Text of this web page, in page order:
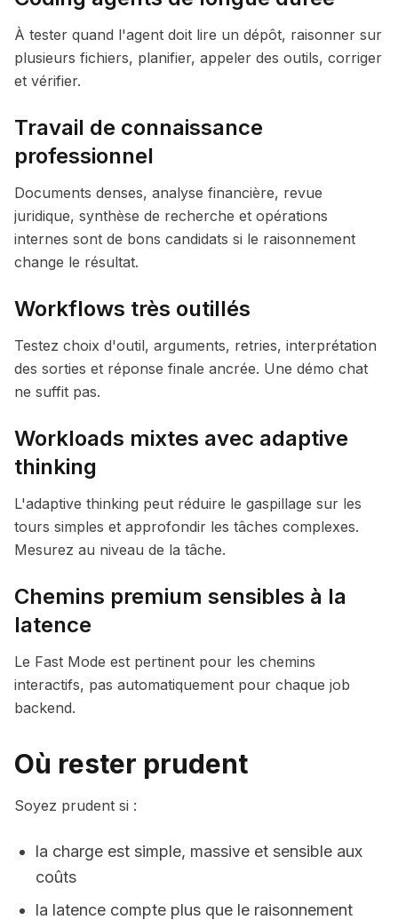
À tester quand l'agent doit lire un dépôt, raisonner sur
plusieurs fichiers, planifier, appeler des outils, corriger
et vérifier.
Travail de connaissance
professionnel
Documents denses, analyse financière, revue
juridique, synthèse de recherche et opérations
internes sont de bons candidats si le raisonnement
change le résultat.
Workflows très outillés
Testez choix d'outil, arguments, retries, interprétation
des sorties et réponse finale ancrée. Une démo chat
ne suffit pas.
Workloads mixtes avec adaptive
thinking
L'adaptive thinking peut réduire le gaspillage sur les
tours simples et approfondir les tâches complexes.
Mesurez au niveau de la tâche.
Chemins premium sensibles à la
latence
Le Fast Mode est pertinent pour les chemins
interactifs, pas automatiquement pour chaque job
backend.
Où rester prudent
Soyez prudent si :
la charge est simple, massive et sensible aux
coûts
la latence compte plus que le raisonnement